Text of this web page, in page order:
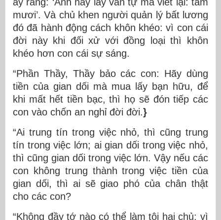
mươi’. Và chủ khen người quản lý bất lương
đó đã hành động cách khôn khéo: vì con cái
đời này khi đối xử với đồng loại thì khôn
khéo hơn con cái sự sáng.
“Phần Thầy, Thầy bảo các con: Hãy dùng
tiền của gian dối mà mua lấy bạn hữu, để
khi mất hết tiền bạc, thì họ sẽ đón tiếp các
con vào chốn an nghỉ đời đời.}
“Ai trung tín trong việc nhỏ, thì cũng trung
tín trong việc lớn; ai gian dối trong việc nhỏ,
thì cũng gian dối trong việc lớn. Vậy nếu các
con không trung thành trong việc tiền của
gian dối, thì ai sẽ giao phó của chân thật
cho các con?
“Không đầy tớ nào có thể làm tôi hai chủ: vì